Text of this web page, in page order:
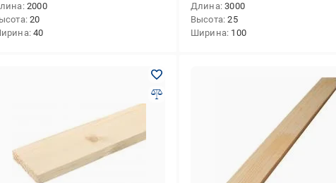
2000
20
40
Длина 3000
Высота 25
Ширина 100